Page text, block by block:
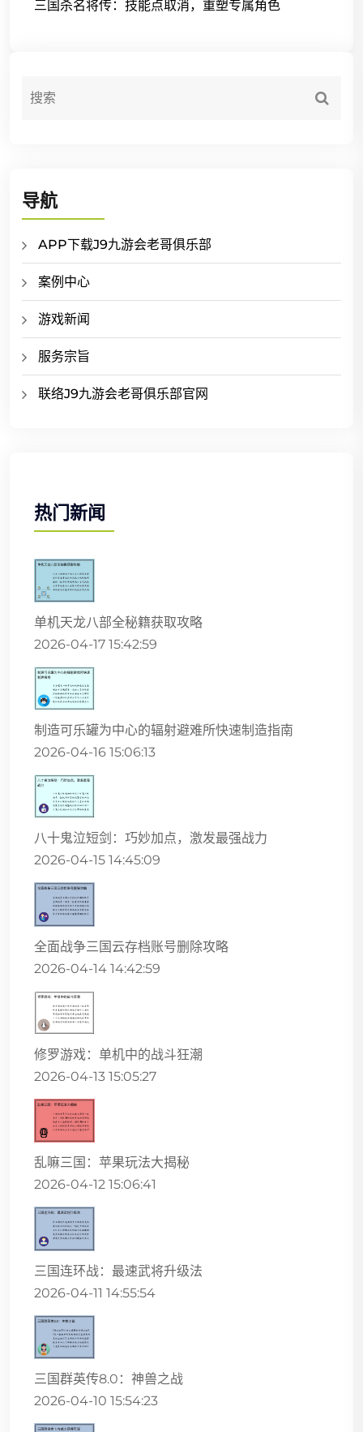
三国杀名将传：技能点取消，重塑专属角色
导航
APP下载J9九游会老哥俱乐部
案例中心
游戏新闻
服务宗旨
联络J9九游会老哥俱乐部官网
热门新闻
单机天龙八部全秘籍获取攻略
2026-04-17 15:42:59
制造可乐罐为中心的辐射避难所快速制造指南
2026-04-16 15:06:13
八十鬼泣短剑：巧妙加点，激发最强战力
2026-04-15 14:45:09
全面战争三国云存档账号删除攻略
2026-04-14 14:42:59
修罗游戏：单机中的战斗狂潮
2026-04-13 15:05:27
乱嘛三国：苹果玩法大揭秘
2026-04-12 15:06:41
三国连环战：最速武将升级法
2026-04-11 14:55:54
三国群英传8.0：神兽之战
2026-04-10 15:54:23